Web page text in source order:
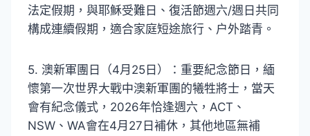
法定假期，與耶穌受難日、復活節週六/週日共同
構成連續假期，適合家庭短途旅行、户外踏青。
5. 澳新軍團日（4月25日）：重要紀念節日，緬
懷第一次世界大戰中澳新軍團的犧牲將士，當天
會有紀念儀式，2026年恰逢週六，ACT、
NSW、WA會在4月27日補休，其他地區無補